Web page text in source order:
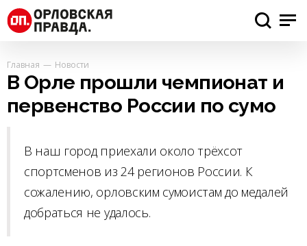
Главная Новости
В Орле прошли чемпионат и
первенство России по сумо
В наш город приехали около трёхсот
спортсменов из 24 регионов России. К
сожалению, орловским сумоистам до медалей
добраться не удалось.